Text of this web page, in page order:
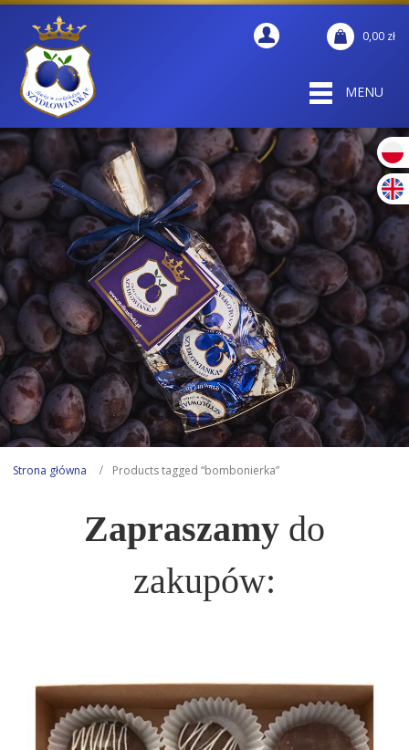
0,00 zł
MENU
Strona główna Products tagged “bombonierka”
Zapraszamy do
zakupów: